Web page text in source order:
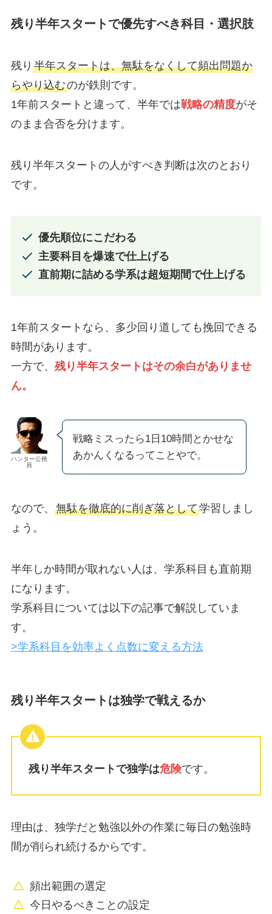
残り半年スタートで優先すべき科目・選択肢
残り 半年スタートは、無駄をなくして頻出問題か
らやり込むのが鉄則です。
1年前スタートと違って、半年では戦略の精度がそ
のまま合否を分けます。
残り半年スタートの人がすべき判断は次のとおり
です。
優先順位にこだわる
主要科目を爆速で仕上げる
直前期に詰める学系は超短期間で仕上げる
1年前スタートなら、多少回り道しても挽回できる
時間があります。
一方で、 残り半年スタートはその余白がありませ
ん。
ハンター公務
員
戦略ミスったら1日10時間とかせな
あかんくなるってことやで。
なので、 無駄を徹底的に削ぎ落として学習しまし
ょう。
半年しか時間が取れない人は、学系科目も直前期
になります。
学系科目については以下の記事で解説していま
す。
>学系科目を効率よく点数に変える方法
残り半年スタートは独学で戦えるか
残り半年スタートで独学は危険です。
理由は、独学だと勉強以外の作業に毎日の勉強時
間が削られ続けるからです。
頻出範囲の選定
今日やるべきことの設定